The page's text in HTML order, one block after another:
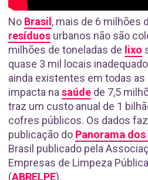
No Brasil , mais de 6 milhões
resíduos urbanos não são
milhões de toneladas de lixo
quase 3 mil locais
ainda existentes em todas
impacta na saúde de 7,5
traz um custo anual de 1
cofres públicos. Os dados
publicação do Panorama
Brasil publicado pela
Empresas de Limpeza
(ABRELPE).